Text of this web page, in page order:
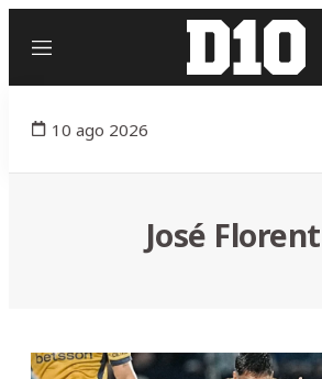
Menú
10 ago 2026
José